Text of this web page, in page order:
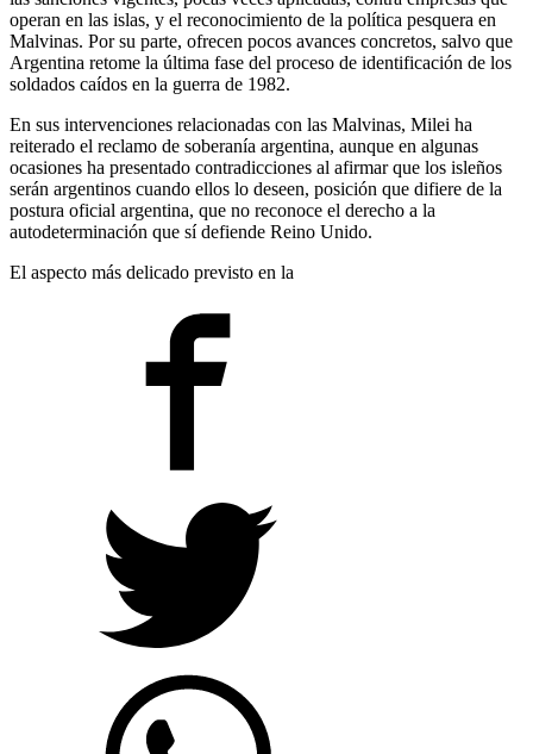
operan en las islas, y el reconocimiento de la política pesquera en
Malvinas. Por su parte, ofrecen pocos avances concretos, salvo que
Argentina retome la última fase del proceso de identificación de los
soldados caídos en la guerra de 1982.
En sus intervenciones relacionadas con las Malvinas, Milei ha
reiterado el reclamo de soberanía argentina, aunque en algunas
ocasiones ha presentado contradicciones al afirmar que los isleños
serán argentinos cuando ellos lo deseen, posición que difiere de la
postura oficial argentina, que no reconoce el derecho a la
autodeterminación que sí defiende Reino Unido.
El aspecto más delicado previsto en la